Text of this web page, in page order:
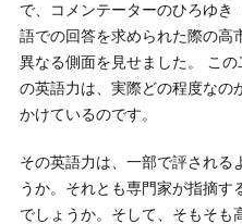
で、コメンテーターのひろゆき
語での回答を求められた際の高
異なる側面を見せました。 こ
の英語力は、実際どの程度なの
かけているのです。
その英語力は、一部で評される
うか。それとも専門家が指摘す
でしょうか。そして、そもそも